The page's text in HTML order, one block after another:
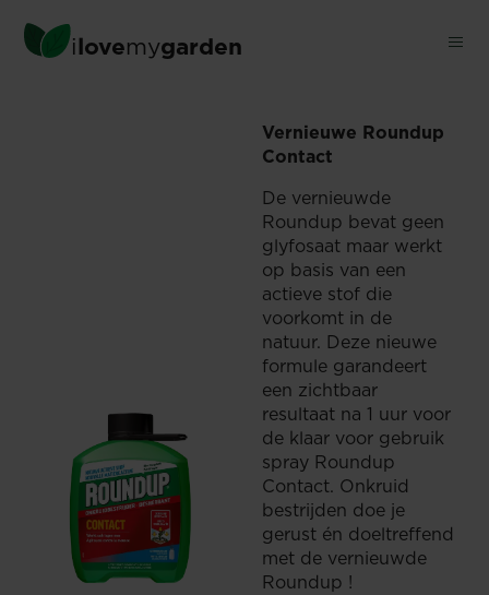
main
ilovemygarden
Vernieuwe Roundup
Contact
De vernieuwde
Roundup bevat geen
glyfosaat maar werkt
op basis van een
actieve stof die
voorkomt in de
natuur. Deze nieuwe
formule garandeert
een zichtbaar
resultaat na 1 uur voor
de klaar voor gebruik
spray Roundup
Contact. Onkruid
bestrijden doe je
gerust én doeltreffend
met de vernieuwde
Roundup !